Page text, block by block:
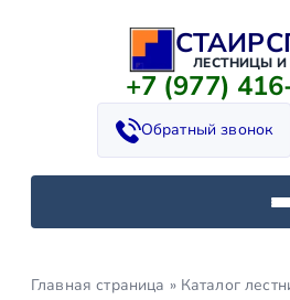
ЛЕСТНИЦЫ И
+7 (977)
Обратный звонок
Главная страница » Каталог